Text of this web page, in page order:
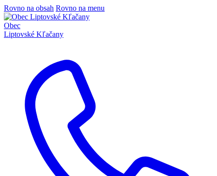
Rovno na obsah Rovno na menu
Obec
Liptovské Kľačany